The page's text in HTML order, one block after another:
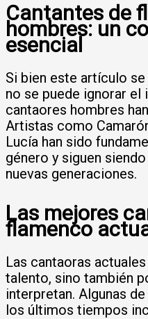
Cantantes de
hombres: un
esencial
Si bien este artículo
no se puede ignorar
cantaores hombres
Artistas como
Lucía han sido
género y siguen
nuevas generaciones.
Las mejores
flamenco
Las cantaoras
talento, sino también
interpretan. Algunas
los últimos tiempos